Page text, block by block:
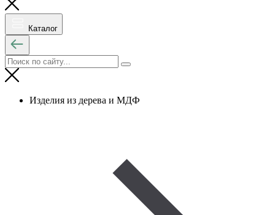
Каталог
Изделия из дерева и МДФ